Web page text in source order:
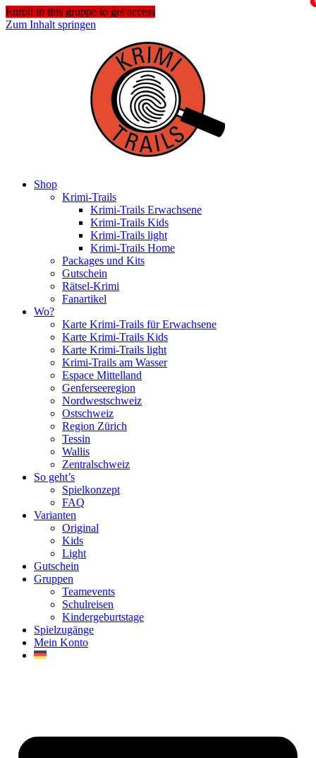
Enroll in this gruppe to get access
Zum Inhalt springen
Shop
Krimi-Trails
Krimi-Trails Erwachsene
Krimi-Trails Kids
Krimi-Trails light
Krimi-Trails Home
Packages und Kits
Gutschein
Rätsel-Krimi
Fanartikel
Wo?
Karte Krimi-Trails für Erwachsene
Karte Krimi-Trails Kids
Karte Krimi-Trails light
Krimi-Trails am Wasser
Espace Mittelland
Genferseeregion
Nordwestschweiz
Ostschweiz
Region Zürich
Tessin
Wallis
Zentralschweiz
So geht’s
Spielkonzept
FAQ
Varianten
Original
Kids
Light
Gutschein
Gruppen
Teamevents
Schulreisen
Kindergeburtstage
Spielzugänge
Mein Konto